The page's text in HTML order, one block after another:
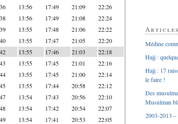
13:56 17:49 21:09 22:26
13:56 17:49 21:08 22:24
13:55 17:48 21:06 22:22
13:55 17:47 21:05 22:20
13:55 17:46 21:03 22:18
13:55 17:45 21:01 22:16
13:55 17:45 21:00 22:14
13:55 17:44 20:58 22:12
13:54 17:43 20:56 22:10
13:54 17:42 20:54 22:07
13:54 17:41 20:53 22:05
Médine
Hajj :
Hajj : 17
le faire !
Des
Musulman
2003-2013 –